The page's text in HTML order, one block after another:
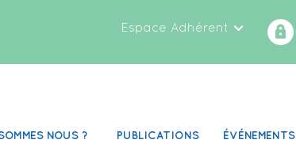
Espace Adhérent
NOUS ? PUBLICATIONS ÉVÉNEMENTS